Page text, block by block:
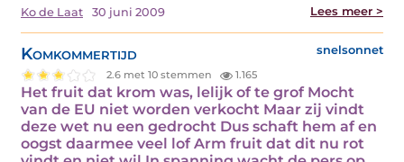
Ko de Laat 30 juni 2009 Lees meer >
Komkommertijd snelsonnet
2.6 met 10 stemmen 1.165
Het fruit dat krom was, lelijk of te grof Mocht
van de EU niet worden verkocht Maar zij vindt
deze wet nu een gedrocht Dus schaft hem af en
oogst daarmee veel lof Arm fruit dat dit nu rot